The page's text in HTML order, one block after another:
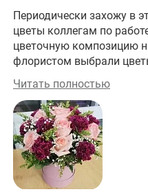
Периодически захожу в
цветы коллегам по
цветочную композицию
флористом выбрали
забрала заказ.
все оценили эту красоту!
прекрасную работу!
Читать полностью